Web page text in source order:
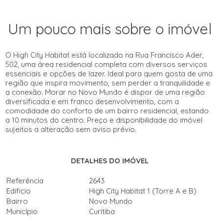
Um pouco mais sobre o imóvel
O High City Habitat está localizado na Rua Francisco Ader,
502, uma área residencial completa com diversos serviços
essenciais e opções de lazer. Ideal para quem gosta de uma
região que inspira movimento, sem perder a tranquilidade e
a conexão. Morar no Novo Mundo é dispor de uma região
diversificada e em franco desenvolvimento, com a
comodidade do conforto de um bairro residencial, estando
a 10 minutos do centro. Preço e disponibilidade do imóvel
sujeitos a alteração sem aviso prévio.
DETALHES DO IMÓVEL
Referência
2643
Edificio
High City Habitat 1 (Torre A e B)
Bairro
Novo Mundo
Município
Curitiba